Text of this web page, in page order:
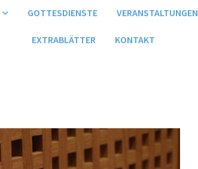
GOTTESDIENSTE VERANSTALTUNGEN
EXTRABLÄTTER KONTAKT